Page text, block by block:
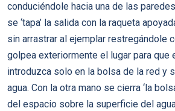
conduciéndole hacia una de las
se ‘tapa’ la salida con la raqueta
sin arrastrar al ejemplar restregándole
golpea exteriormente el lugar para que
introduzca solo en la bolsa de la red y
agua. Con la otra mano se cierra ‘la
del espacio sobre la superficie del